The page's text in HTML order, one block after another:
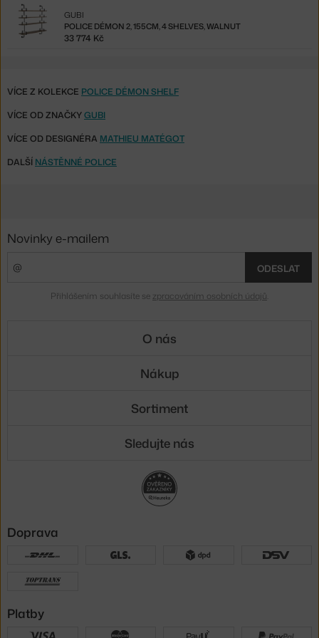
POLICE DÉMON 2, 155CM, 4 SHELVES, WALNUT
GUBI
33 774 Kč
VÍCE Z KOLEKCE POLICE DÉMON SHELF
VÍCE OD ZNAČKYGUBI
VÍCE OD DESIGNÉRA MATHIEU MATÉGOT
DALŠÍ NÁSTĚNNÉ POLICE
Novinky e-mailem
ODESLAT
Přihlášením souhlasíte se zpracováním osobních údajů
O nás
Nákup
Sortiment
Sledujte nás
Doprava
Platby